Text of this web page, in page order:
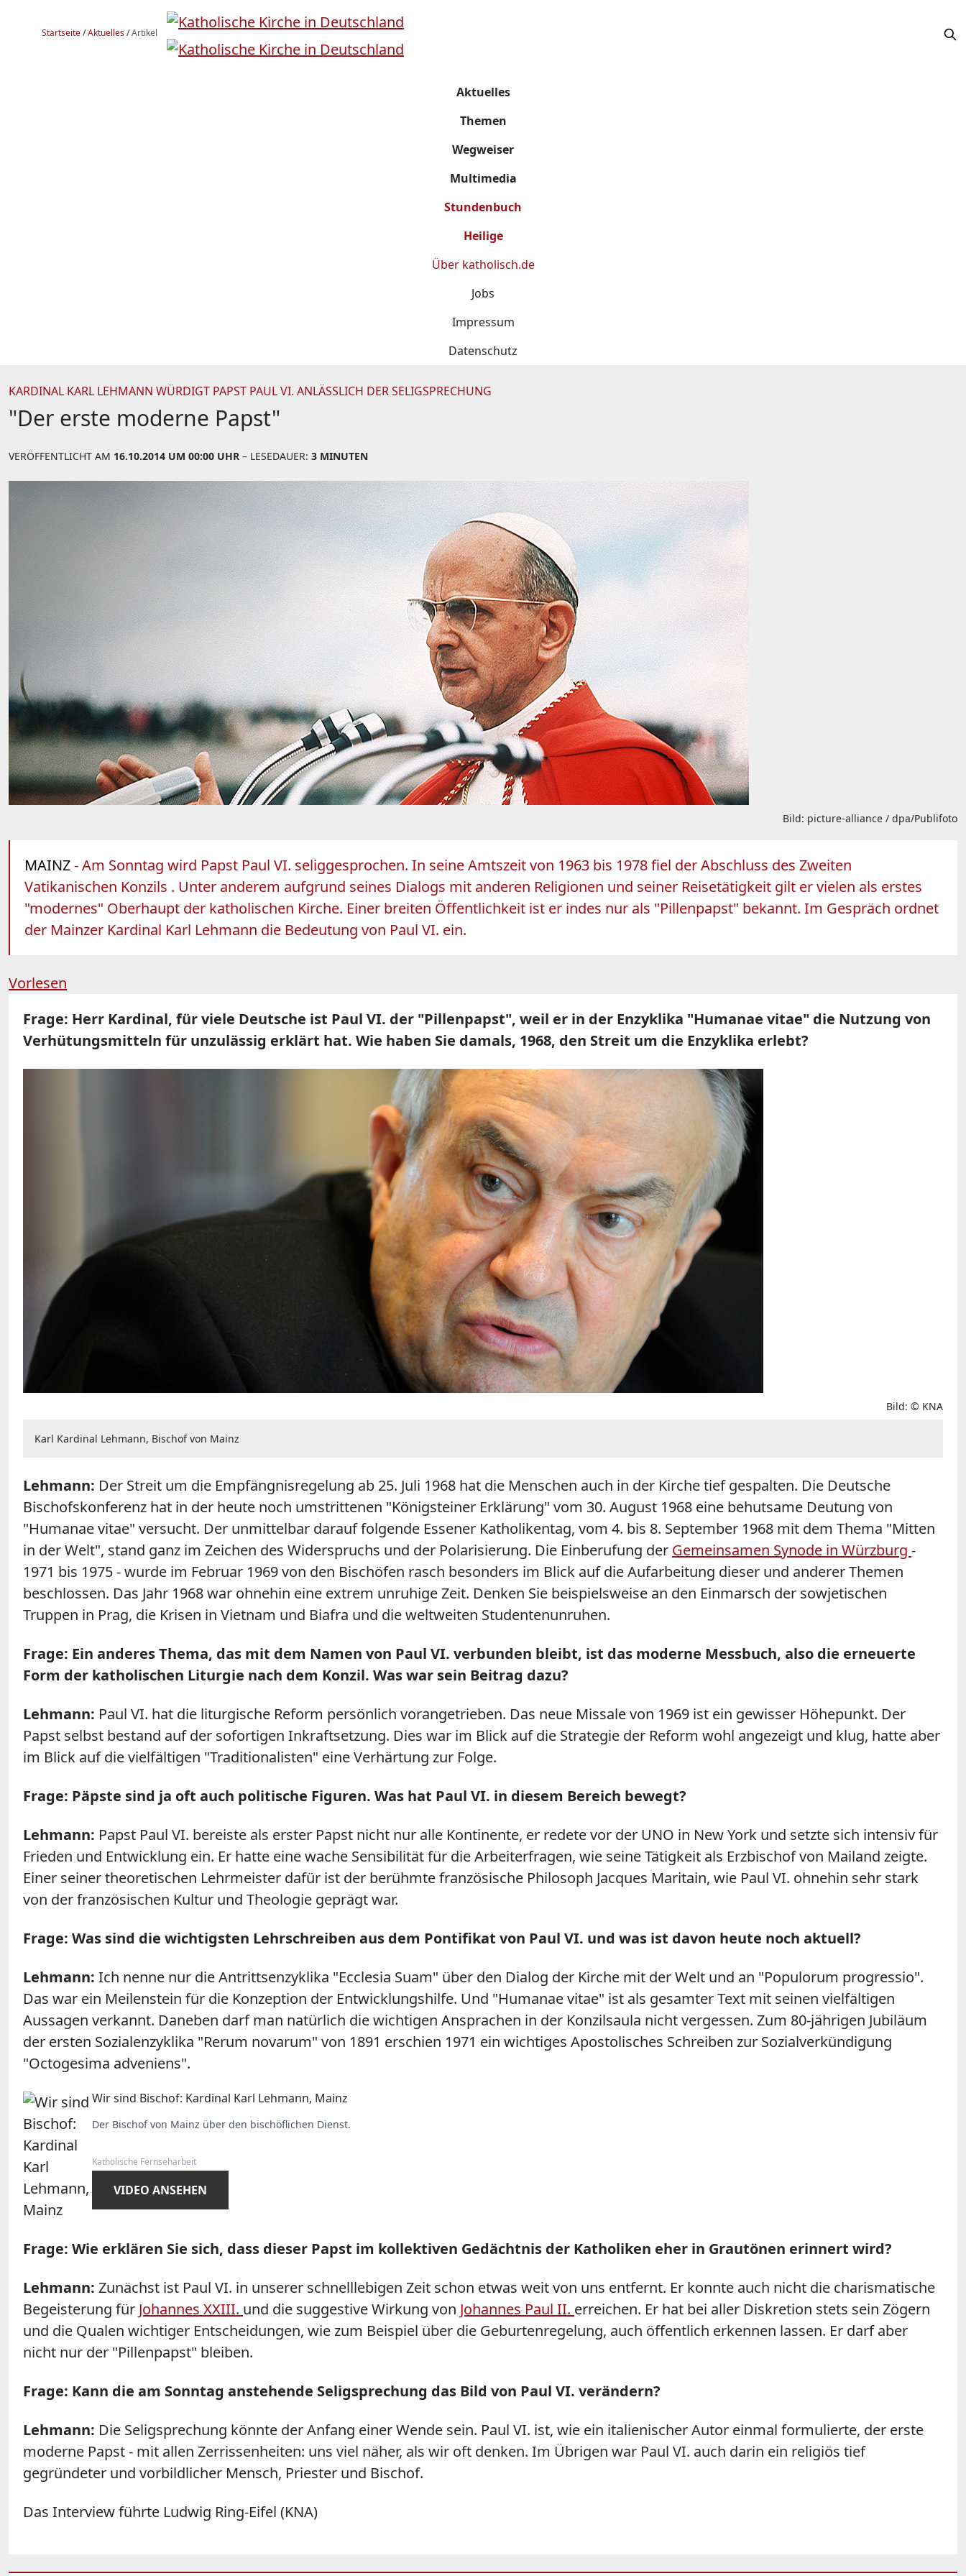
Startseite/Aktuelles/Artikel
Aktuelles
Themen
Wegweiser
Multimedia
Stundenbuch
Heilige
Über katholisch.de
Jobs
Impressum
Datenschutz
KARDINAL KARL LEHMANN WÜRDIGT PAPST PAUL VI. ANLÄSSLICH DER SELIGSPRECHUNG
"Der erste moderne Papst"
VERÖFFENTLICHT AM 16.10.2014 UM 00:00 UHR – LESEDAUER: 3 MINUTEN
Bild: picture-alliance / dpa/Publifoto
MAINZ- Am Sonntag wird Papst Paul VI. seliggesprochen. In seine Amtszeit von 1963 bis 1978 fiel der Abschluss des Zweiten
Vatikanischen Konzils . Unter anderem aufgrund seines Dialogs mit anderen Religionen und seiner Reisetätigkeit gilt er vielen als erstes
"modernes" Oberhaupt der katholischen Kirche. Einer breiten Öffentlichkeit ist er indes nur als "Pillenpapst" bekannt. Im Gespräch ordnet
der Mainzer Kardinal Karl Lehmann die Bedeutung von Paul VI. ein.
Vorlesen
Frage: Herr Kardinal, für viele Deutsche ist Paul VI. der "Pillenpapst", weil er in der Enzyklika "Humanae vitae" die Nutzung von
Verhütungsmitteln für unzulässig erklärt hat. Wie haben Sie damals, 1968, den Streit um die Enzyklika erlebt?
Bild: © KNA
Karl Kardinal Lehmann, Bischof von Mainz
Lehmann: Der Streit um die Empfängnisregelung ab 25. Juli 1968 hat die Menschen auch in der Kirche tief gespalten. Die Deutsche
Bischofskonferenz hat in der heute noch umstrittenen "Königsteiner Erklärung" vom 30. August 1968 eine behutsame Deutung von
"Humanae vitae" versucht. Der unmittelbar darauf folgende Essener Katholikentag, vom 4. bis 8. September 1968 mit dem Thema "Mitten
in der Welt", stand ganz im Zeichen des Widerspruchs und der Polarisierung. Die Einberufung der Gemeinsamen Synode in Würzburg -
1971 bis 1975 - wurde im Februar 1969 von den Bischöfen rasch besonders im Blick auf die Aufarbeitung dieser und anderer Themen
beschlossen. Das Jahr 1968 war ohnehin eine extrem unruhige Zeit. Denken Sie beispielsweise an den Einmarsch der sowjetischen
Truppen in Prag, die Krisen in Vietnam und Biafra und die weltweiten Studentenunruhen.
Frage: Ein anderes Thema, das mit dem Namen von Paul VI. verbunden bleibt, ist das moderne Messbuch, also die erneuerte
Form der katholischen Liturgie nach dem Konzil. Was war sein Beitrag dazu?
Lehmann: Paul VI. hat die liturgische Reform persönlich vorangetrieben. Das neue Missale von 1969 ist ein gewisser Höhepunkt. Der
Papst selbst bestand auf der sofortigen Inkraftsetzung. Dies war im Blick auf die Strategie der Reform wohl angezeigt und klug, hatte aber
im Blick auf die vielfältigen "Traditionalisten" eine Verhärtung zur Folge.
Frage: Päpste sind ja oft auch politische Figuren. Was hat Paul VI. in diesem Bereich bewegt?
Lehmann: Papst Paul VI. bereiste als erster Papst nicht nur alle Kontinente, er redete vor der UNO in New York und setzte sich intensiv für
Frieden und Entwicklung ein. Er hatte eine wache Sensibilität für die Arbeiterfragen, wie seine Tätigkeit als Erzbischof von Mailand zeigte.
Einer seiner theoretischen Lehrmeister dafür ist der berühmte französische Philosoph Jacques Maritain, wie Paul VI. ohnehin sehr stark
von der französischen Kultur und Theologie geprägt war.
Frage: Was sind die wichtigsten Lehrschreiben aus dem Pontifikat von Paul VI. und was ist davon heute noch aktuell?
Lehmann: Ich nenne nur die Antrittsenzyklika "Ecclesia Suam" über den Dialog der Kirche mit der Welt und an "Populorum progressio".
Das war ein Meilenstein für die Konzeption der Entwicklungshilfe. Und "Humanae vitae" ist als gesamter Text mit seinen vielfältigen
Aussagen verkannt. Daneben darf man natürlich die wichtigen Ansprachen in der Konzilsaula nicht vergessen. Zum 80-jährigen Jubiläum
der ersten Sozialenzyklika "Rerum novarum" von 1891 erschien 1971 ein wichtiges Apostolisches Schreiben zur Sozialverkündigung
"Octogesima adveniens".
Wir sind Bischof: Kardinal Karl Lehmann, Mainz
Der Bischof von Mainz über den bischöflichen Dienst.
Katholische Fernseharbeit
VIDEO ANSEHEN
Frage: Wie erklären Sie sich, dass dieser Papst im kollektiven Gedächtnis der Katholiken eher in Grautönen erinnert wird?
Lehmann: Zunächst ist Paul VI. in unserer schnelllebigen Zeit schon etwas weit von uns entfernt. Er konnte auch nicht die charismatische
Begeisterung für Johannes XXIII. und die suggestive Wirkung von Johannes Paul II. erreichen. Er hat bei aller Diskretion stets sein Zögern
und die Qualen wichtiger Entscheidungen, wie zum Beispiel über die Geburtenregelung, auch öffentlich erkennen lassen. Er darf aber
nicht nur der "Pillenpapst" bleiben.
Frage: Kann die am Sonntag anstehende Seligsprechung das Bild von Paul VI. verändern?
Lehmann: Die Seligsprechung könnte der Anfang einer Wende sein. Paul VI. ist, wie ein italienischer Autor einmal formulierte, der erste
moderne Papst - mit allen Zerrissenheiten: uns viel näher, als wir oft denken. Im Übrigen war Paul VI. auch darin ein religiös tief
gegründeter und vorbildlicher Mensch, Priester und Bischof.
Das Interview führte Ludwig Ring-Eifel (KNA)